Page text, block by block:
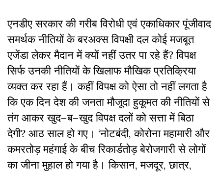
एनडीए सरकार की गरीब विरोधी एवं एकाधिकार पूंजीवाद
समर्थक नीतियों के बरअक्स विपक्षी दल कोई मजबूत
एजेंडा लेकर मैदान में क्यों नहीं उतर पा रहे हैं?विपक्ष
सिर्फ उनकी नीतियों के खिलाफ मौखिक प्रतिक्रिया
व्यक्त कर रहा हैं। कहीं विपक्ष को ऐसा तो नहीं लगता है
कि एक दिन देश की जनता मौजूदा हुकूमत की नीतियों से
तंग आकर खुद–ब–खुद विपक्ष दलों को सत्ता में बिठा
देगी? आठसाल हो गए। ‘नोटबंदी, कोरोनामहामारी और
कमरतोड़ महंगाई के बीच रिकार्डतोड़ बेरोजगारी से लोगों
का जीना मुहाल हो गया है। किसान,मजदूर,छात्र,